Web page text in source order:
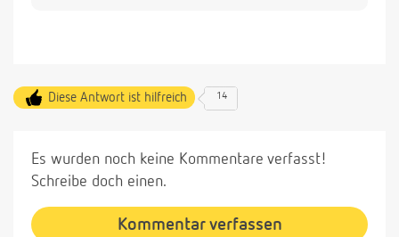
Diese Antwort ist hilfreich 14
Es wurden noch keine Kommentare verfasst!
Schreibe doch einen.
Kommentar verfassen